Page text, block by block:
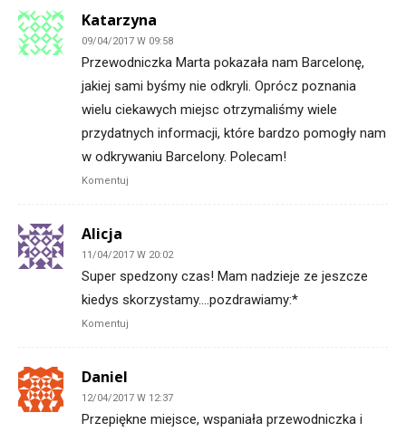
Katarzyna
09/04/2017 W 09:58
Przewodniczka Marta pokazała nam Barcelonę,
jakiej sami byśmy nie odkryli. Oprócz poznania
wielu ciekawych miejsc otrzymaliśmy wiele
przydatnych informacji, które bardzo pomogły nam
w odkrywaniu Barcelony. Polecam!
Komentuj
Alicja
11/04/2017 W 20:02
Super spedzony czas! Mam nadzieje ze jeszcze
kiedys skorzystamy….pozdrawiamy:*
Komentuj
Daniel
12/04/2017 W 12:37
Przepiękne miejsce, wspaniała przewodniczka i